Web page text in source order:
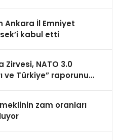
Ankara İl Emniyet
kabul etti
Zirvesi, NATO 3.0
ve Türkiye” raporunu
zam oranları